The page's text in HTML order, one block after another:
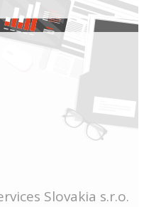
Slovakia s.r.o.